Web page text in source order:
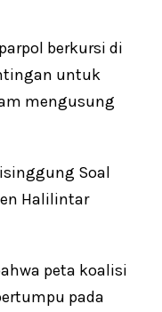
berkursi di
untuk
mengusung
Soal
Halilintar
peta koalisi
pada